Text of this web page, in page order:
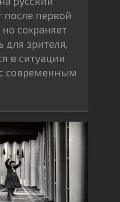
после первой
сохраняет
для зрителя,
в ситуации
современным